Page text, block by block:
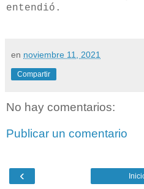
entendió.
en noviembre 11, 2021
Compartir
No hay comentarios:
Publicar un comentario
‹